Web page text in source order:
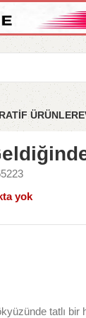
ÜRÜNLER
yok
tatlı bir